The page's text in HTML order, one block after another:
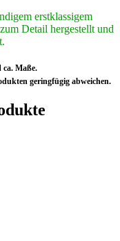
erstklassigem
Detail hergestellt und
ca. Maße.
geringfügig abweichen.